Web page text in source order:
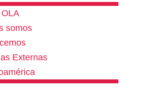
somos
Externas